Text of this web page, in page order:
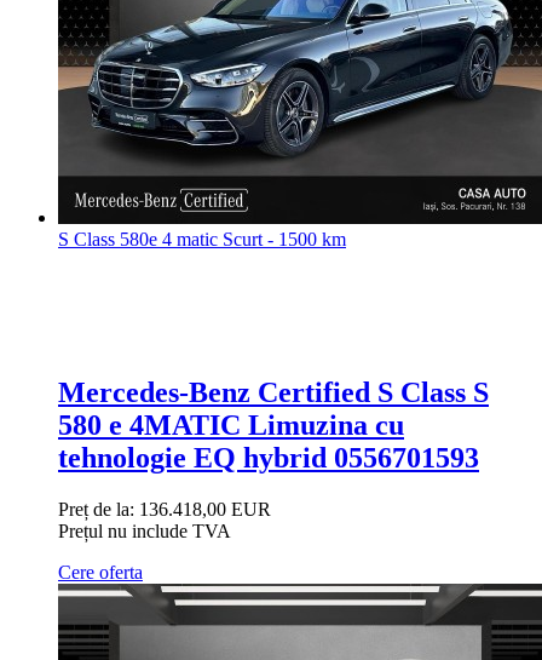
S Class 580e 4 matic Scurt - 1500 km
Mercedes-Benz Certified S Class S
580 e 4MATIC Limuzina cu
tehnologie EQ hybrid 0556701593
Preț de la: 136.418,00 EUR
Prețul nu include TVA
Cere oferta